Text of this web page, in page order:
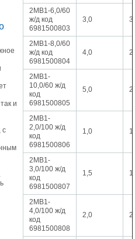
и
с
2МВ1-6,0/60
ж/д код
6981500803
3,0
2МВ1-8,0/60
ж/д код
6981500804
4,0
2МВ1-
10,0/60 ж/д
код
6981500805
5,0
2МВ1-
2,0/100 ж/д
код
6981500806
1,0
2МВ1-
3,0/100 ж/д
код
6981500807
1,5
2МВ1-
4,0/100 ж/д
код
6981500808
2,0